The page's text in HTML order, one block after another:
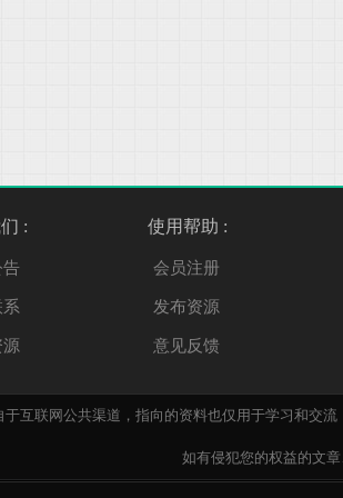
:
告
系
使用帮助 :
会员注册
发布资源
意见反馈
互联网公共渠道，指向的资料也仅用于学习和交
如有侵犯您的权益的文